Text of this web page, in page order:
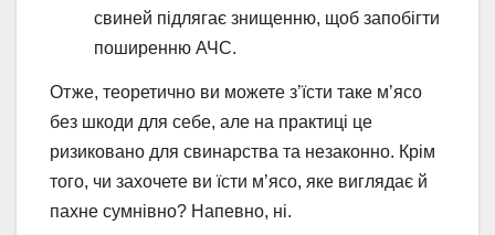
свиней підлягає знищенню, щоб запобігти
поширенню АЧС.
Отже, теоретично ви можете з’їсти таке м’ясо
без шкоди для себе, але на практиці це
ризиковано для свинарства та незаконно. Крім
того, чи захочете ви їсти м’ясо, яке виглядає й
пахне сумнівно? Напевно, ні.